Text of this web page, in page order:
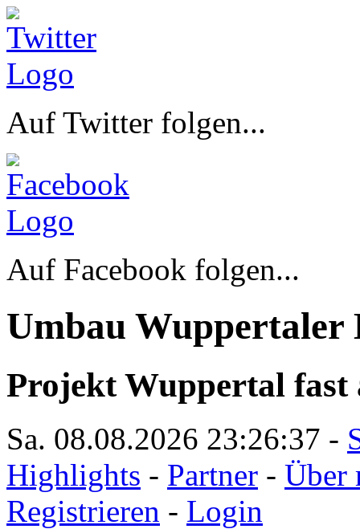
Auf Twitter folgen...
Auf Facebook folgen...
Umbau Wuppertaler
Projekt Wuppertal fast
Sa. 08.08.2026 23:26:37 -
Highlights - Partner - Über
Registrieren - Login